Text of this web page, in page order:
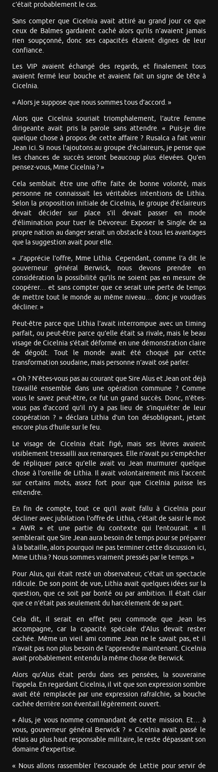
c’était probablement le cas.
Sans compter que Cicelnia avait attiré au grand jour ce que
ceux de Balmes gardaient caché alors qu’ils n’avaient jamais
rien soupçonné, donc ses capacités étaient dignes de leur
confiance.
Les VIP avaient échangé des regards, et finalement tous
avaient fermé leur bouche et avaient fait un signe de tête à
Cicelnia.
« Alors je suppose que nous sommes tous d’accord. »
Alors que Cicelnia souriait triomphalement, l’autre femme
dirigeante avait pris la parole sans attendre. « Puis-je dire
quelque chose à propos de cette affaire ? Rusalca a fait venir
Jean ici. Si nous l’ajoutons au groupe d’éclaireurs, je pense que
les chances de succès seront beaucoup plus élevées. Qu’en
pensez-vous, Mme Cicelnia ? »
Cela semblait être une offre faite de bonne volonté, mais
personne ne connaissait les véritables intentions de Lithia.
Selon la proposition initiale de Cicelnia, le groupe d’éclaireurs
devait décider sur place s’il devait passer en mode
d’élimination pour tuer le Dévoreur. Exposer le Single de sa
propre nation au danger serait un obstacle à tous les avantages
que la suggestion avait pour elle.
« J’apprécie l’offre, Mme Lithia. Cependant, comme l’a dit le
gouverneur général Berwick, nous devons prendre en
considération la possibilité qu’ils ne soient pas en mesure de
coopérer… et sans compter que ce serait une perte de temps
de mettre tout le monde au même niveau… donc je voudrais
décliner. »
Peut-être parce que Lithia l’avait interrompue avec un timing
parfait, ou peut-être parce qu’elle était sa rivale, mais le beau
visage de Cicelnia s’était déformé en une démonstration claire
de dégoût. Tout le monde avait été choqué par cette
transformation soudaine, mais personne n’avait osé parler.
« Oh ? N’êtes-vous pas au courant que Sire Alus et Jean ont déjà
travaillé ensemble dans une opération commune ? Comme
vous le savez peut-être, ce fut un grand succès. Donc, n’êtes-
vous pas d’accord qu’il n’y a pas lieu de s’inquiéter de leur
coopération ? » déclara Lithia d’un ton désobligeant, jetant
encore plus d’huile sur le feu.
Le visage de Cicelnia était figé, mais ses lèvres avaient
visiblement tressailli aux remarques. Elle n’avait pu s’empêcher
de répliquer parce qu’elle avait vu Jean murmurer quelque
chose à l’oreille de Lithia. Il avait volontairement mis l’accent
sur certains mots, assez fort pour que Cicelnia puisse les
entendre.
En fin de compte, tout ce qu’il avait fallu à Cicelnia pour
décliner avec jubilation l’offre de Lithia, c’était de saisir le mot
« AWR » et une partie du contexte qui l’entourait. « Il
semblerait que Sire Jean aura besoin de temps pour se préparer
à la bataille, alors pourquoi ne pas terminer cette discussion ici,
Mme Lithia ? Nous sommes vraiment pressés par le temps. »
Pour Alus, qui était resté un observateur, c’était un spectacle
ridicule. De son point de vue, Lithia avait quelques idées sur la
question, que ce soit par bonté ou par ambition. Il était clair
que ce n’était pas seulement du harcèlement de sa part.
Cela dit, il serait en effet peu commode que Jean les
accompagne, car la capacité spéciale d’Alus devait rester
cachée. Même un vieil ami comme Jean ne le savait pas, et il
n’avait pas non plus besoin de l’apprendre maintenant. Cicelnia
avait probablement entendu la même chose de Berwick.
Alors qu’Alus était perdu dans ses pensées, la souveraine
l’appela. En regardant Cicelnia, il vit que son expression sombre
avait été remplacée par une expression rafraîchie, sa bouche
cachée derrière son éventail légèrement ouvert.
« Alus, je vous nomme commandant de cette mission. Et… à
vous, gouverneur général Berwick ? » Cicelnia avait passé le
relais au plus haut responsable militaire, le reste dépassant son
domaine d’expertise.
« Nous allons rassembler l’escouade de Lettie pour servir de